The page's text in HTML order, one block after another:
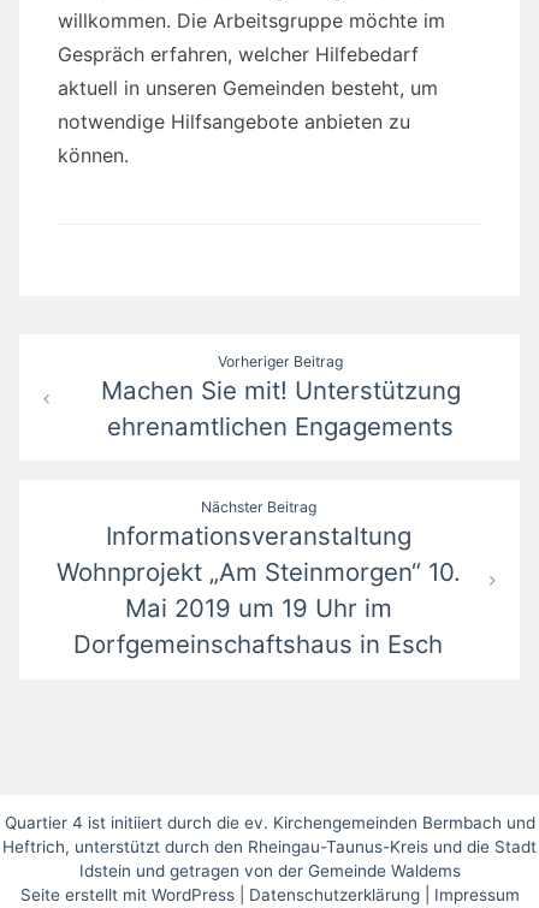
willkommen. Die Arbeitsgruppe möchte im
Gespräch erfahren, welcher Hilfebedarf
aktuell in unseren Gemeinden besteht, um
notwendige Hilfsangebote anbieten zu
können.
Beitragsnavigation
Vorheriger Beitrag
Machen Sie mit! Unterstützung
ehrenamtlichen Engagements
Nächster Beitrag
Informationsveranstaltung
Wohnprojekt „Am Steinmorgen“ 10.
Mai 2019 um 19 Uhr im
Dorfgemeinschaftshaus in Esch
Quartier 4 ist initiiert durch die ev. Kirchengemeinden Bermbach und
Heftrich, unterstützt durch den Rheingau-Taunus-Kreis und die Stadt
Idstein und getragen von der Gemeinde Waldems
Seite erstellt mit WordPress
Datenschutzerklärung Impressum